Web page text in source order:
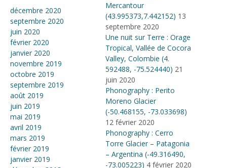
décembre 2020
septembre 2020
juin 2020
février 2020
janvier 2020
novembre 2019
octobre 2019
septembre 2019
août 2019
juin 2019
mai 2019
avril 2019
mars 2019
février 2019
janvier 2019
Mercantour
(43.995373,7.442152) 13
septembre 2020
Une nuit sur Terre : Orage
Tropical, Vallée de Cocora
Valley, Colombie (4​.​
592488, -75​.​524440) 21
juin 2020
Phonography : Perito
Moreno Glacier
(-50.468155, -73.033698)
12 février 2020
Phonography : Cerro
Torre Glacier – Patagonia
– Argentina (-49.316490,
-73.005223) 4 février 2020